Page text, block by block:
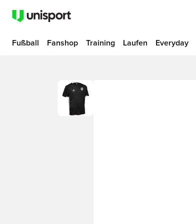
Fußball Fanshop Training Laufen Everyday